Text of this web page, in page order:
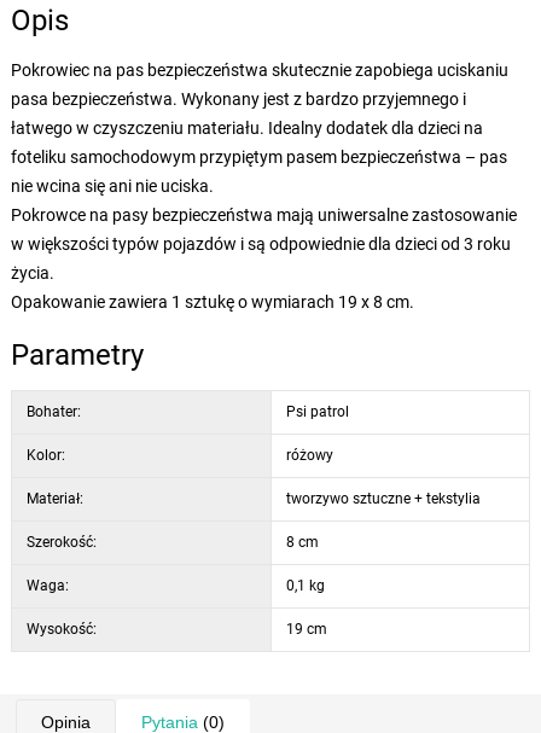
Opis
Pokrowiec na pas bezpieczeństwa skutecznie zapobiega uciskaniu
pasa bezpieczeństwa. Wykonany jest z bardzo przyjemnego i
łatwego w czyszczeniu materiału. Idealny dodatek dla dzieci na
foteliku samochodowym przypiętym pasem bezpieczeństwa – pas
nie wcina się ani nie uciska.
Pokrowce na pasy bezpieczeństwa mają uniwersalne zastosowanie
w większości typów pojazdów i są odpowiednie dla dzieci od 3 roku
życia.
Opakowanie zawiera 1 sztukę o wymiarach 19 x 8 cm.
Parametry
Bohater: Psi patrol
Kolor: różowy
Materiał: tworzywo sztuczne + tekstylia
Szerokość: 8 cm
Waga: 0,1 kg
Wysokość: 19 cm
Opinia Pytania (0)